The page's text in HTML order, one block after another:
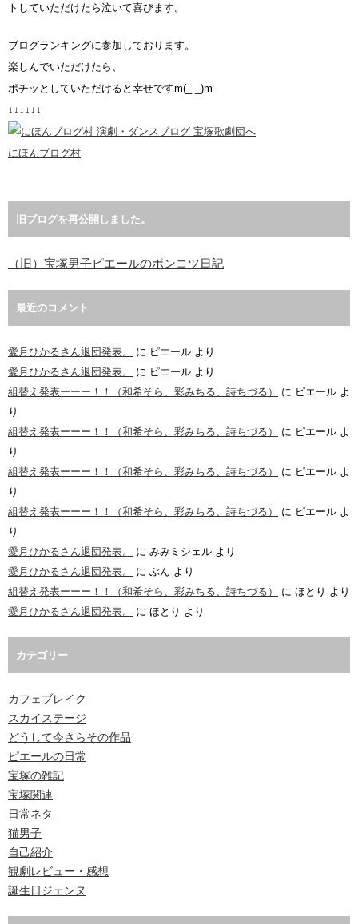
トしていただけたら泣いて喜びます。
ブログランキングに参加しております。
楽しんでいただけたら、
ポチッとしていただけると幸せですm(_ _)m
↓↓↓↓↓↓
にほんブログ村
旧ブログを再公開しました。
（旧）宝塚男子ピエールのポンコツ日記
最近のコメント
愛月ひかるさん退団発表。 に ピエール より
愛月ひかるさん退団発表。
に ピエール より
組替え発表ーーー！！（和希そら、彩みちる、詩ちづる）
に ピエール よ
り
組替え発表ーーー！！（和希そら、彩みちる、詩ちづる）
に ピエール よ
り
組替え発表ーーー！！（和希そら、彩みちる、詩ちづる）
に ピエール よ
り
組替え発表ーーー！！（和希そら、彩みちる、詩ちづる）
に ピエール よ
り
愛月ひかるさん退団発表。
に みみミシェル より
愛月ひかるさん退団発表。
に ぶん より
組替え発表ーーー！！（和希そら、彩みちる、詩ちづる）
に ほとり より
愛月ひかるさん退団発表。
に ほとり より
カテゴリー
カフェブレイク
スカイステージ
どうして今さらその作品
ピエールの日常
宝塚の雑記
宝塚関連
日常ネタ
猫男子
自己紹介
観劇レビュー・感想
誕生日ジェンヌ